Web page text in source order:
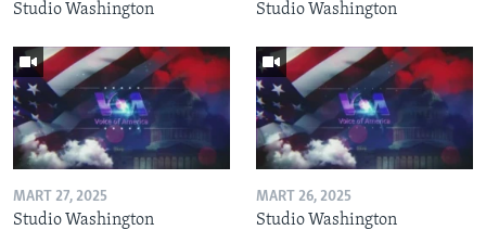
Studio Washington Studio Washington
MART 27, 2025
Studio Washington
MART 26, 2025
Studio Washington